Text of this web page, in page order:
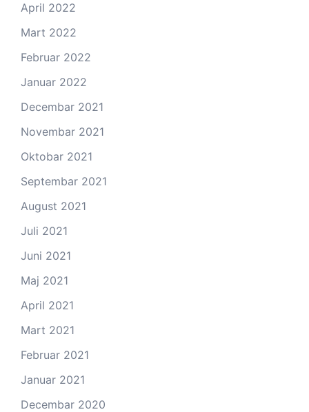
April 2022
Mart 2022
Februar 2022
Januar 2022
Decembar 2021
Novembar 2021
Oktobar 2021
Septembar 2021
August 2021
Juli 2021
Juni 2021
Maj 2021
April 2021
Mart 2021
Februar 2021
Januar 2021
Decembar 2020